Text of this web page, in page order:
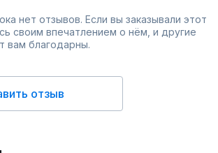
нет отзывов. Если вы заказывали этот
своим впечатлением о нём, и другие
вам благодарны.
отзыв